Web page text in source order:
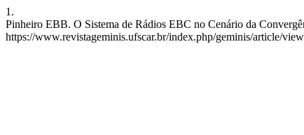
1.
Pinheiro EBB. O Sistema de Rádios EBC no Cenário da
https://www.revistageminis.ufscar.br/index.php/geminis/article/